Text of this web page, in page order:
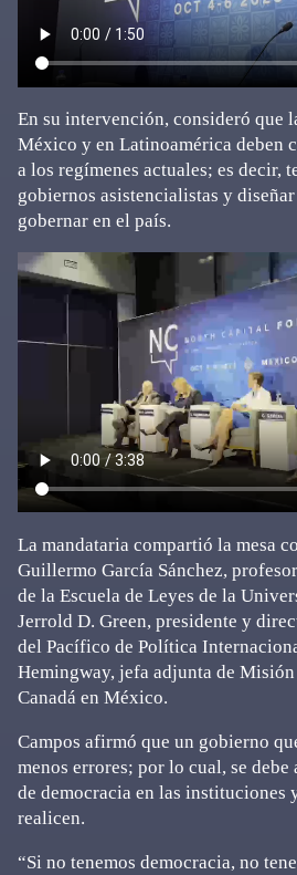
En su intervención, consideró que
México y en Latinoamérica deben
a los regímenes actuales; es decir,
gobiernos asistencialistas y
gobernar en el país.
La mandataria compartió la mesa
Guillermo García Sánchez,
de la Escuela de Leyes de la
Jerrold D. Green, presidente y
del Pacífico de Política
Hemingway, jefa adjunta de Misión
Canadá en México.
Campos afirmó que un gobierno
menos errores; por lo cual, se
de democracia en las instituciones
realicen.
“Si no tenemos democracia, no